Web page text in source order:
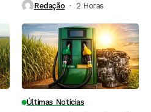
Redação 2 Horas ⁮
Últimas Notícias